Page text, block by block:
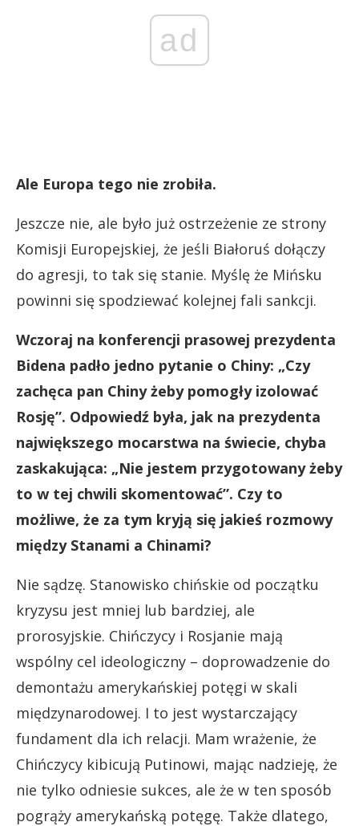
ad
Ale Europa tego nie zrobiła.
Jeszcze nie, ale było już ostrzeżenie ze strony
Komisji Europejskiej, że jeśli Białoruś dołączy
do agresji, to tak się stanie. Myślę że Mińsku
powinni się spodziewać kolejnej fali sankcji.
Wczoraj na konferencji prasowej prezydenta
Bidena padło jedno pytanie o Chiny: „Czy
zachęca pan Chiny żeby pomogły izolować
Rosję”. Odpowiedź była, jak na prezydenta
największego mocarstwa na świecie, chyba
zaskakująca: „Nie jestem przygotowany żeby
to w tej chwili skomentować”. Czy to
możliwe, że za tym kryją się jakieś rozmowy
między Stanami a Chinami?
Nie sądzę. Stanowisko chińskie od początku
kryzysu jest mniej lub bardziej, ale
prorosyjskie. Chińczycy i Rosjanie mają
wspólny cel ideologiczny – doprowadzenie do
demontażu amerykańskiej potęgi w skali
międzynarodowej. I to jest wystarczający
fundament dla ich relacji. Mam wrażenie, że
Chińczycy kibicują Putinowi, mając nadzieję, że
nie tylko odniesie sukces, ale że w ten sposób
pogrąży amerykańską potęgę. Także dlatego,